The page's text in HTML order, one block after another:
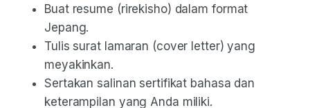
Buat resume (rirekisho) dalam format
Jepang.
Tulis surat lamaran (cover letter) yang
meyakinkan.
Sertakan salinan sertifikat bahasa dan
keterampilan yang Anda miliki.